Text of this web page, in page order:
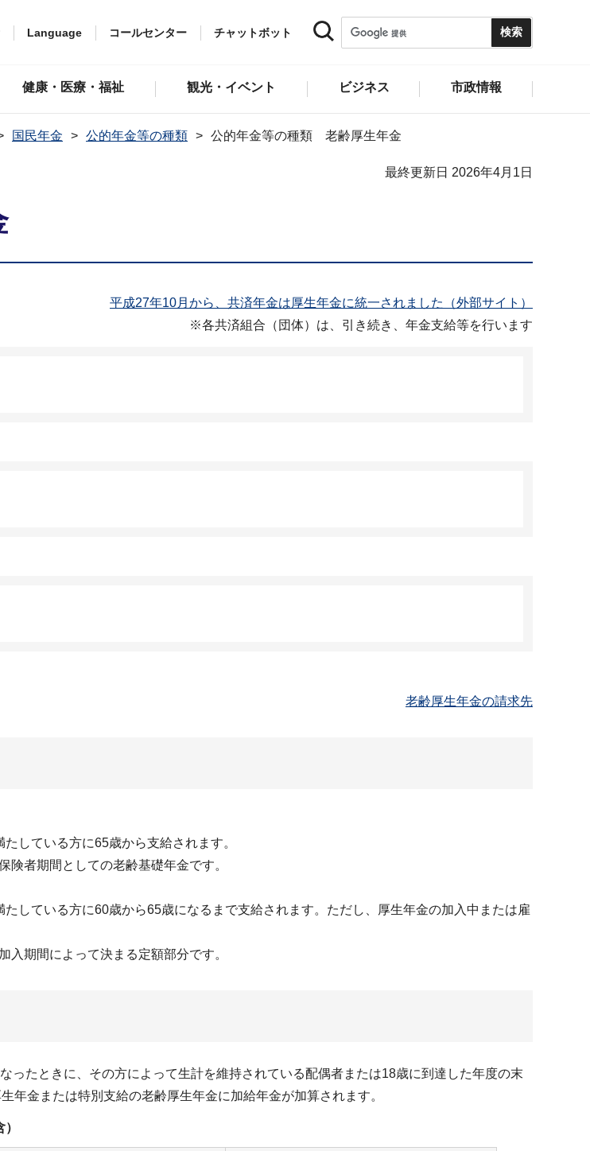
Language コールセンター チャットボット
健康・医療・福祉 観光・イベント ビジネス 市政情報
国民年金 公的年金等の種類 公的年金等の種類 老齢厚生年金
最終更新日 2026年4月1日
平成27年10月から、共済年金は厚生年金に統一されました（外部サイト）
※各共済組合（団体）は、引き続き、年金支給等を行います
老齢厚生年金の請求先
している方に65歳から支給されます。
者期間としての老齢基礎年金です。
している方に60歳から65歳になるまで支給されます。ただし、厚生年金の加入中または雇
期間によって決まる定額部分です。
ったときに、その方によって生計を維持されている配偶者または18歳に到達した年度の末
年金または特別支給の老齢厚生年金に加給年金が加算されます。